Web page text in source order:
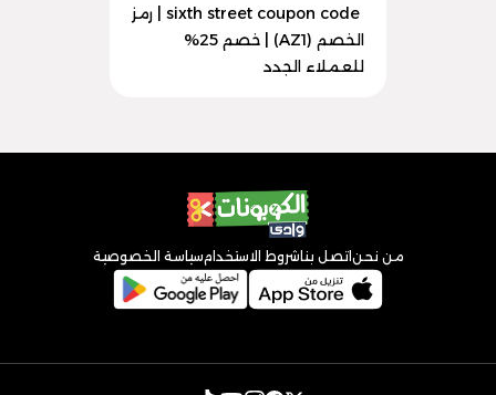
sixth street coupon code | رمز
الخصم (AZ1) | خصم 25%
للعملاء الجدد
من نحن اتصل بنا شروط الاستخدامسياسة الخصوصية